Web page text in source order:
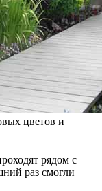
цветов и
рядом с
раз смогли